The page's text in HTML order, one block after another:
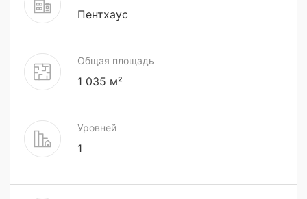
Пентхаус
Общая площадь
1 035 м²
Уровней
1